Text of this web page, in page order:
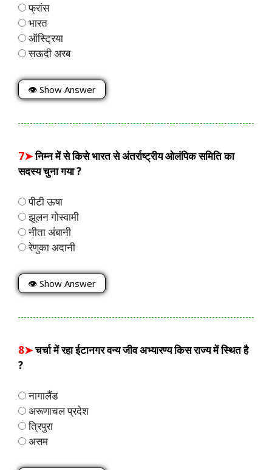
फ्रांस
भारत
ऑस्ट्रिया
सऊदी अरब
👁 Show Answer
7➤निम्न में से किसे भारत से अंतर्राष्ट्रीय ओलंपिक समिति का
सदस्य चुना गया ?
पीटी ऊषा
झूलन गोस्वामी
नीता अंबानी
रेणुका अदानी
👁 Show Answer
8➤चर्चा में रहा ईटानगर वन्य जीव अभ्यारण्य किस राज्य में स्थित है
?
नागालैंड
अरूणाचल प्रदेश
त्रिपुरा
असम